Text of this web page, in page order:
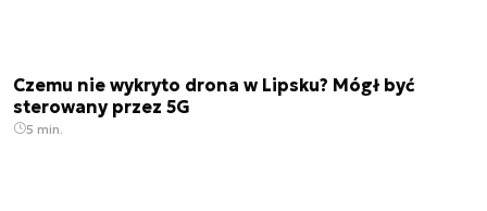
Czemu nie wykryto drona w Lipsku? Mógł być
sterowany przez 5G
5 min.